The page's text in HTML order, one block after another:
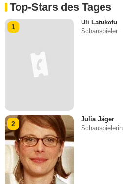
Top-Stars des Tages
1
Uli Latukefu
Schauspieler
2
Julia Jäger
Schauspielerin